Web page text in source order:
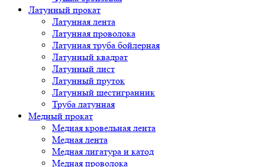
Латунный прокат
Латунная лента
Латунная проволока
Латунная труба бойлерная
Латунный квадрат
Латунный лист
Латунный пруток
Латунный шестигранник
Труба латунная
Медный прокат
Медная кровельная лента
Медная лента
Медная лигатура и катод
Медная проволока